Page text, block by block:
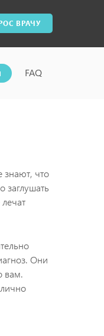
ВРАЧУ
FAQ
знают, что
заглушать
Они
вам.